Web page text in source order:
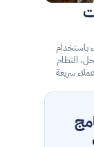
باستخدام